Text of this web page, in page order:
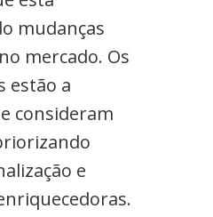
mudanças
mercado. Os
estão a
consideram
e